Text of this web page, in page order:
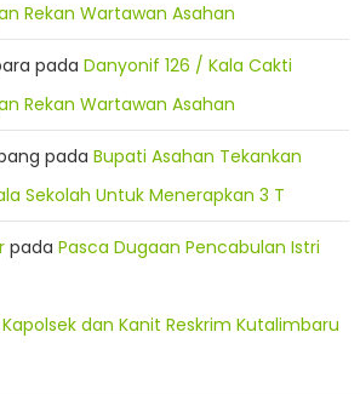
Rekan Wartawan Asahan
pada Danyonif 126 / Kala Cakti
Rekan Wartawan Asahan
pada Bupati Asahan Tekankan
Sekolah Untuk Menerapkan 3 T
pada Pasca Dugaan Pencabulan Istri
dan Kanit Reskrim Kutalimbaru